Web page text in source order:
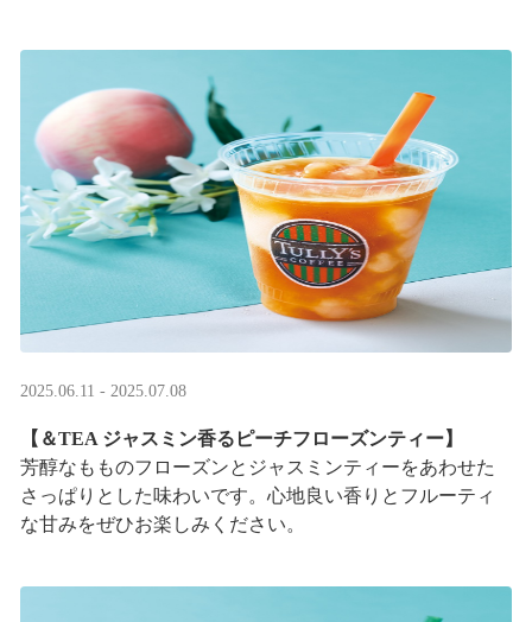
2025.06.11 - 2025.07.08
【＆TEA ジャスミン香るピーチフローズンティー】
芳醇なもものフローズンとジャスミンティーをあわせた
さっぱりとした味わいです。心地良い香りとフルーティ
な甘みをぜひお楽しみください。